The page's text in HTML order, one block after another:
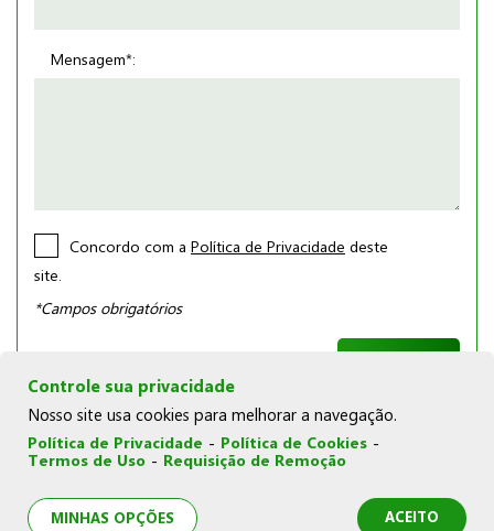
Mensagem*:
Concordo com a Política de Privacidade deste
site.
*Campos obrigatórios
© Copyright 2026 | Joka Novelos |Política de Cookies
de privacidade
Controle sua privacidade
Nosso site usa cookies para melhorar a navegação.
Política de Privacidade - Política de Cookies -
Termos de Uso - Requisição de Remoção
MINHAS OPÇÕES ACEITO